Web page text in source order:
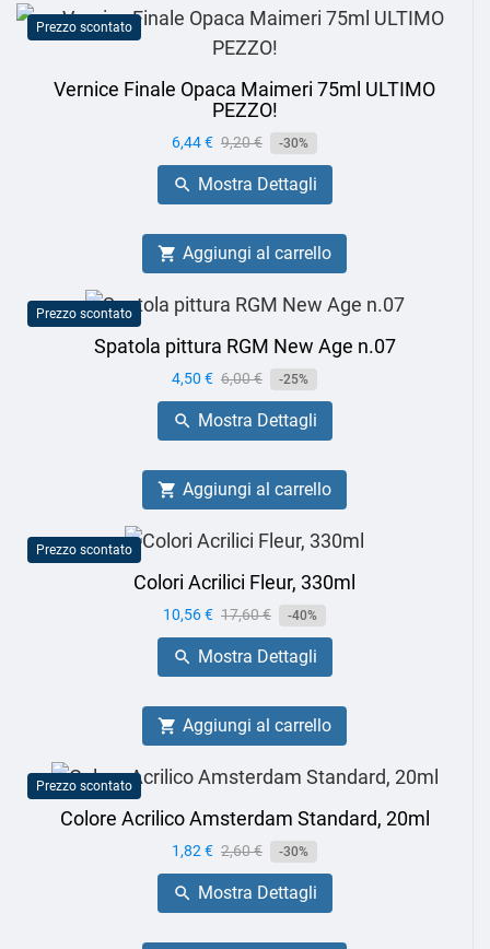
Prezzo scontato
Vernice Finale Opaca Maimeri 75ml ULTIMO
PEZZO!
Prezzo
6,44 € Prezzo
base
9,20 € -30%
 Mostra Dettagli
 Aggiungi al carrello
Prezzo scontato
Spatola pittura RGM New Age n.07
Prezzo
4,50 € Prezzo
base
6,00 € -25%
 Mostra Dettagli
 Aggiungi al carrello
Prezzo scontato
Colori Acrilici Fleur, 330ml
Prezzo
10,56 € Prezzo
base
17,60 € -40%
 Mostra Dettagli
 Aggiungi al carrello
Prezzo scontato
Colore Acrilico Amsterdam Standard, 20ml
Prezzo
1,82 € Prezzo
base
2,60 € -30%
 Mostra Dettagli